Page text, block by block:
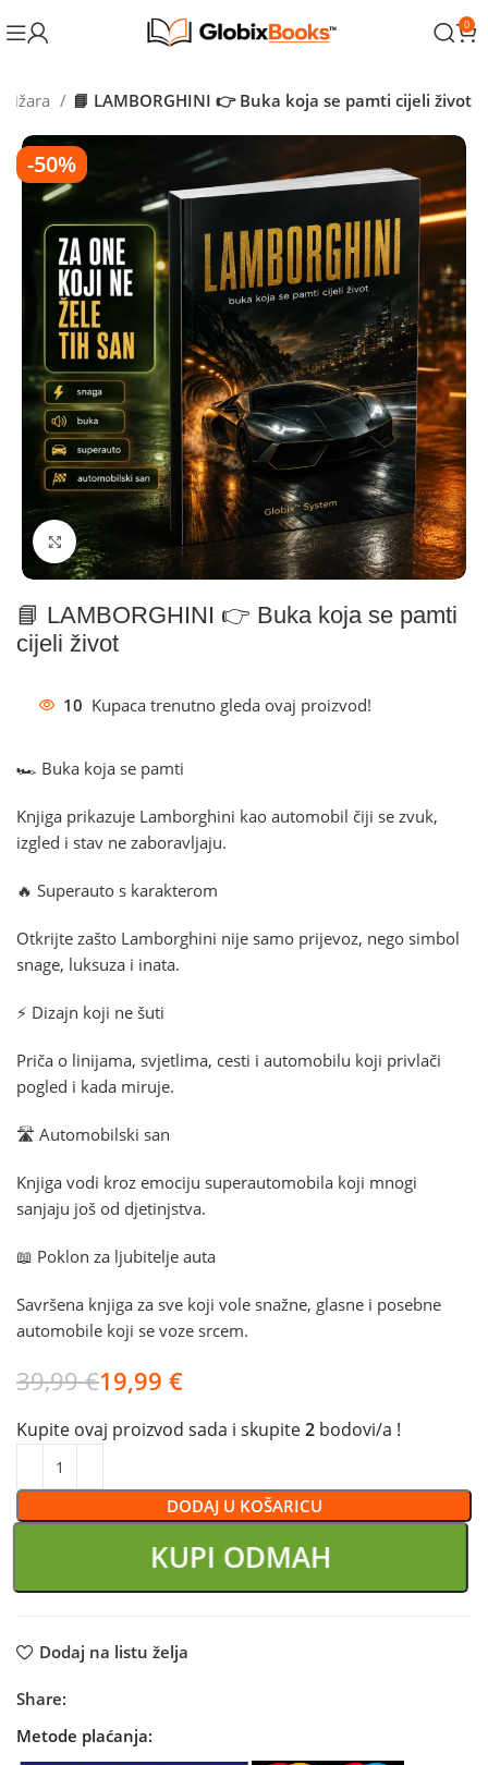
0
📘 LAMBORGHINI 👉 Buka koja se pamti cijeli život
-50%
Klikni za povećanje
📘 LAMBORGHINI 👉 Buka koja se pamti
cijeli život
10 Kupaca trenutno gleda ovaj proizvod!
🏎️ Buka koja se pamti
Knjiga prikazuje Lamborghini kao automobil čiji se zvuk,
izgled i stav ne zaboravljaju.
🔥 Superauto s karakterom
Otkrijte zašto Lamborghini nije samo prijevoz, nego simbol
snage, luksuza i inata.
⚡ Dizajn koji ne šuti
Priča o linijama, svjetlima, cesti i automobilu koji privlači
pogled i kada miruje.
🛣️ Automobilski san
Knjiga vodi kroz emociju superautomobila koji mnogi
sanjaju još od djetinjstva.
📖 Poklon za ljubitelje auta
Savršena knjiga za sve koji vole snažne, glasne i posebne
automobile koji se voze srcem.
39,99€19,99 €
Kupite ovaj proizvod sada i skupite2 bodovi/a !
DODAJ U KOŠARICU
KUPI ODMAH
Dodaj na listu želja
Share:
Metode plaćanja: